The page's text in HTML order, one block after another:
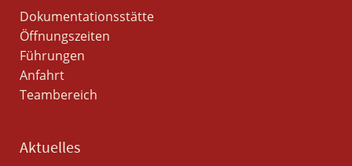
Dokumentationsstätte
Öffnungszeiten
Führungen
Anfahrt
Teambereich
Aktuelles